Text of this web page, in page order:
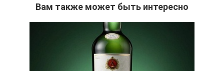
Вам также может быть интересно